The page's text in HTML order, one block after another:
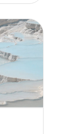
$109